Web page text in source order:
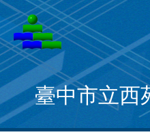
跳
到
主
要
內
容
區
臺中市立西